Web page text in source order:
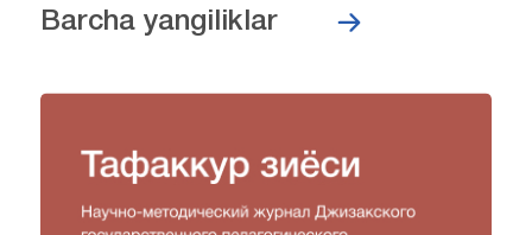
Barcha yangiliklar